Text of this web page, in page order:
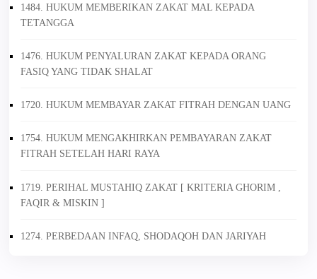
1484. HUKUM MEMBERIKAN ZAKAT MAL KEPADA
TETANGGA
1476. HUKUM PENYALURAN ZAKAT KEPADA ORANG
FASIQ YANG TIDAK SHALAT
1720. HUKUM MEMBAYAR ZAKAT FITRAH DENGAN UANG
1754. HUKUM MENGAKHIRKAN PEMBAYARAN ZAKAT
FITRAH SETELAH HARI RAYA
1719. PERIHAL MUSTAHIQ ZAKAT [ KRITERIA GHORIM ,
FAQIR & MISKIN ]
1274. PERBEDAAN INFAQ, SHODAQOH DAN JARIYAH